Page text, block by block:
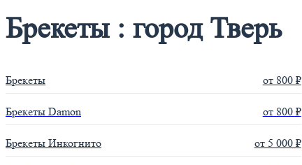
Брекеты : город Тверь
Брекеты от 800 ₽
Брекеты Damon от 800 ₽
Брекеты Инкогнито от 5 000 ₽